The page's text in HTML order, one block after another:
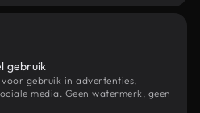
gebruik
gebruik in advertenties,
media. Geen watermerk, geen